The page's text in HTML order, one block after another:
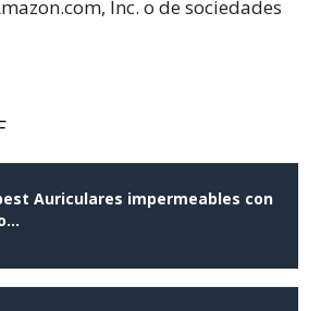
Inc. o de sociedades
Auriculares impermeables con